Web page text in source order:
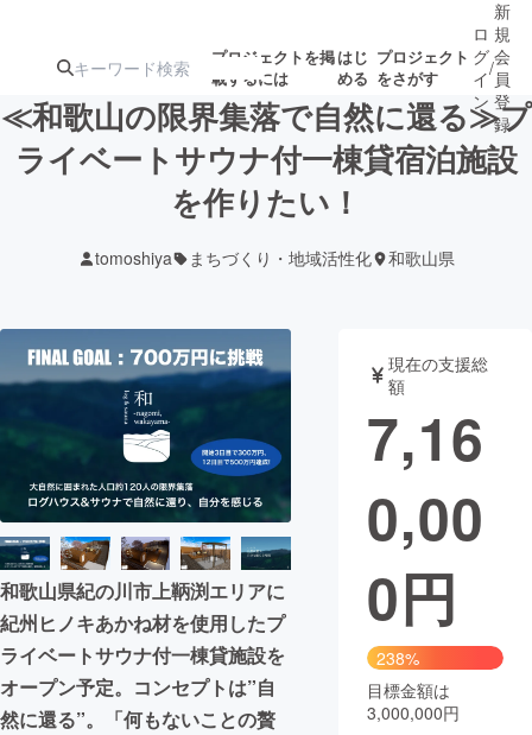
プロジェクトを掲
載するには
はじ
める
プロジェクト
をさがす
注目の新着プロ
ジェクト
募集終了が近いプ
テクノロジー・ガジェット
映像・映画 書籍・雑誌
ビジネス・起業 チャレンジ
まちづくり・地域活性化
CAMPFIRE for Social Good
CAMPFIRE Creation
CAMPFIREふるさと納税
コミュニティ
ロ
グ
イ
ン
/
新
規
会
員
登
録
≪和歌山の限界集落で自然に還る≫プ
ライベートサウナ付一棟貸宿泊施設
を作りたい！
tomoshiya まちづくり・地域活性化 和歌山県
和歌山県紀の川市上鞆渕エリアに
紀州ヒノキあかね材を使用したプ
ライベートサウナ付一棟貸施設を
オープン予定。コンセプトは”自
然に還る”。「何もないことの贅
現在の支援総
額
7,16
0,00
0円
238%
目標金額は
3,000,000円